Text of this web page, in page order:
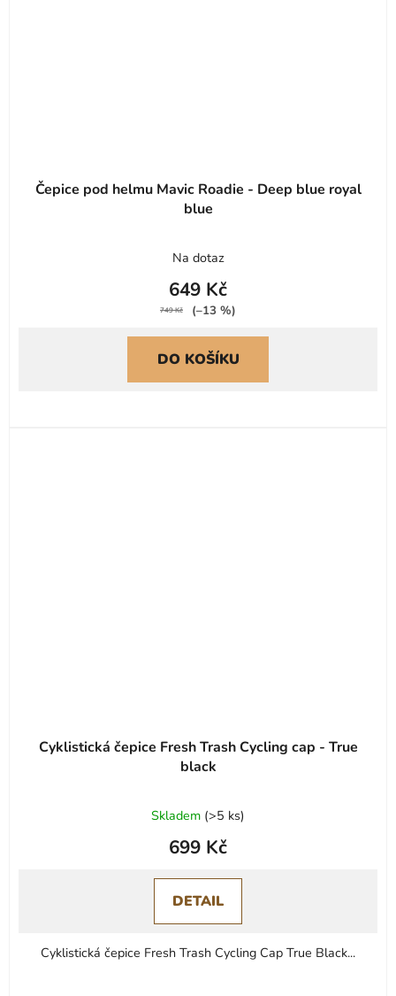
Čepice pod helmu Mavic Roadie - Deep blue royal
blue
Na dotaz
649 Kč
749 Kč (–13 %)
DO KOŠÍKU
Cyklistická čepice Fresh Trash Cycling cap - True
black
Skladem (>5 ks)
699 Kč
DETAIL
Cyklistická čepice Fresh Trash Cycling Cap True Black...